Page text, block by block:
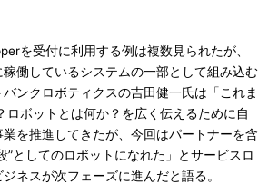
を受付に利用する例は複数見られたが、
働しているシステムの一部として組み込む
ンクロボティクスの吉田健一氏は「これま
ロボットとは何か？を広く伝えるために自
を推進してきたが、今回はパートナーを含
”としてのロボットになれた」とサービスロ
ネスが次フェーズに進んだと語る。